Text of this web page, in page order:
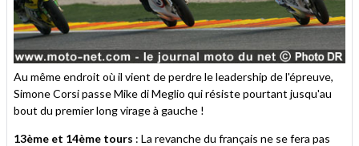
Au même endroit où il vient de perdre le leadership de l'épreuve,
Simone Corsi passe Mike di Meglio qui résiste pourtant jusqu'au
bout du premier long virage à gauche !
13ème et 14ème tours : La revanche du français ne se fera pas